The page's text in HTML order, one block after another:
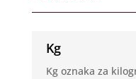
Kg
Kg oznaka za